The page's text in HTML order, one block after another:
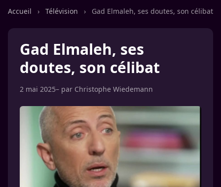
Accueil › Télévision › Gad Elmaleh, ses doutes, son célibat
Gad Elmaleh, ses
doutes, son célibat
2 mai 2025– par Christophe Wiedemann